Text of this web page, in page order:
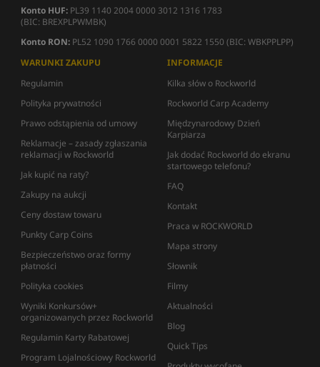
Konto HUF: PL39 1140 2004 0000 3012 1316 1783
(BIC: BREXPLPWMBK)
Konto RON: PL52 1090 1766 0000 0001 5822 1550 (BIC: WBKPPLPP)
WARUNKI ZAKUPU
Regulamin
Polityka prywatności
Prawo odstąpienia od umowy
Reklamacje – zasady zgłaszania
reklamacji w Rockworld
Jak kupić na raty?
Zakupy na aukcji
Ceny dostaw towaru
Punkty Carp Coins
Bezpieczeństwo oraz formy
płatności
Polityka cookies
Wyniki Konkursów+
organizowanych przez Rockworld
Regulamin Karty Rabatowej
Program Lojalnościowy Rockworld
INFORMACJE
Kilka słów o Rockworld
Rockworld Carp Academy
Międzynarodowy Dzień
Karpiarza
Jak dodać Rockworld do ekranu
startowego telefonu?
FAQ
Kontakt
Praca w ROCKWORLD
Mapa strony
Słownik
Filmy
Aktualności
Blog
Quick Tips